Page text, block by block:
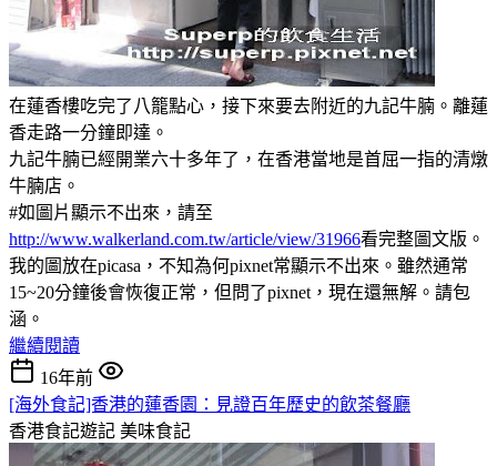
在蓮香樓吃完了八籠點心，接下來要去附近的九記牛腩。離蓮
香走路一分鐘即達。
九記牛腩已經開業六十多年了，在香港當地是首屈一指的清燉
牛腩店。
#如圖片顯示不出來，請至
http://www.walkerland.com.tw/article/view/31966看完整圖文版。
我的圖放在picasa，不知為何pixnet常顯示不出來。雖然通常
15~20分鐘後會恢復正常，但問了pixnet，現在還無解。請包
涵。
繼續閱讀
16年前
[海外食記]香港的蓮香園：見證百年歷史的飲茶餐廳
香港食記遊記 美味食記